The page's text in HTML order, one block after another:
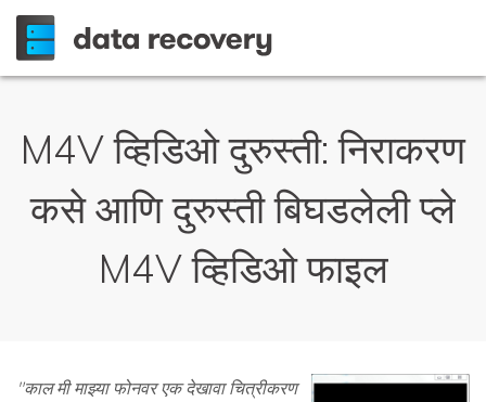
M4V व्हिडिओ दुरुस्ती: निराकरण
कसे आणि दुरुस्ती बिघडलेली प्ले
M4V व्हिडिओ फाइल
"काल मी माझ्या फोनवर एक देखावा चित्रीकरण